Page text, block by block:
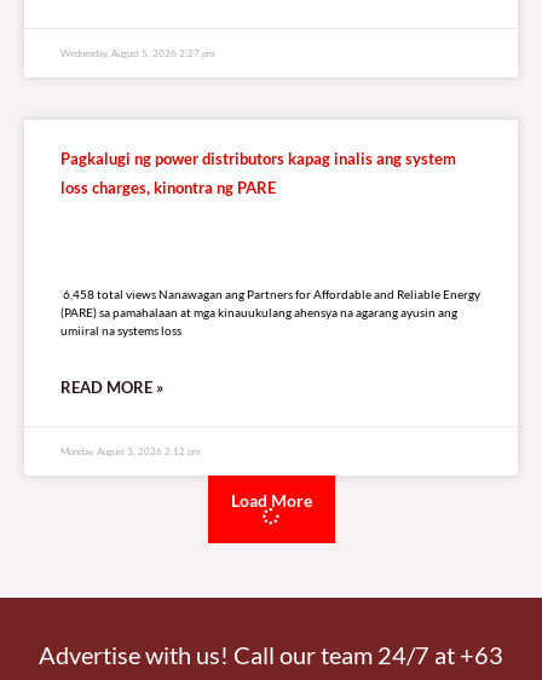
Wednesday, August 5, 2026 2:27 pm
Pagkalugi ng power distributors kapag inalis ang system
loss charges, kinontra ng PARE
6,458 total views Nanawagan ang Partners for Affordable and Reliable Energy
(PARE) sa pamahalaan at mga kinauukulang ahensya na agarang ayusin ang
umiiral na systems loss
READ MORE »
Monday, August 3, 2026 2:12 pm
Load More
Advertise with us! Call our team 24/7 at +63